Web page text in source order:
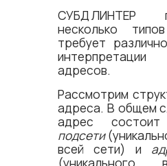
СУБД ЛИНТЕР
несколько
требует
адресов.
Рассмотрим
адреса. В общем
адрес
подсети
всей сети) и